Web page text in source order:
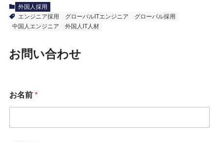
外国人採用
エンジニア採用
グローバルITエンジニア
グローバル採用
中国人エンジニア
外国人IT人材
お問い合わせ
お名前 *